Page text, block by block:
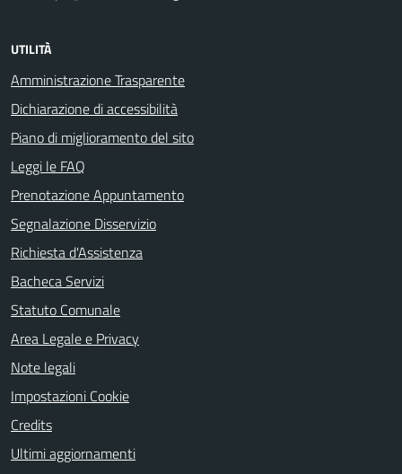
UTILITÀ
Amministrazione Trasparente
Dichiarazione di accessibilità
Piano di miglioramento del sito
Leggi le FAQ
Prenotazione Appuntamento
Segnalazione Disservizio
Richiesta d'Assistenza
Bacheca Servizi
Statuto Comunale
Area Legale e Privacy
Note legali
Impostazioni Cookie
Credits
Ultimi aggiornamenti